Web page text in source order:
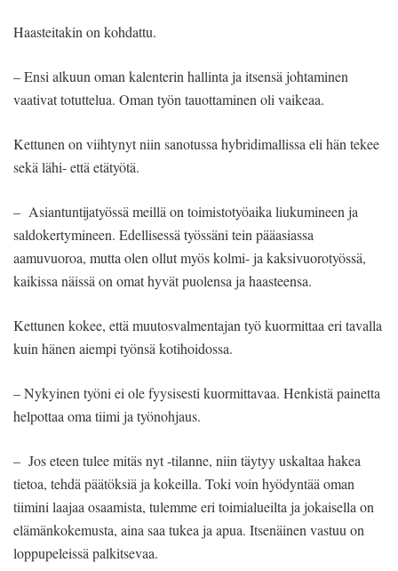
Haasteitakin on kohdattu.
– Ensi alkuun oman kalenterin hallinta ja itsensä johtaminen
vaativat totuttelua. Oman työn tauottaminen oli vaikeaa.
Kettunen on viihtynyt niin sanotussa hybridimallissa eli hän tekee
sekä lähi- että etätyötä.
– Asiantuntijatyössä meillä on toimistotyöaika liukumineen ja
saldokertymineen. Edellisessä työssäni tein pääasiassa
aamuvuoroa, mutta olen ollut myös kolmi- ja kaksivuorotyössä,
kaikissa näissä on omat hyvät puolensa ja haasteensa.
Kettunen kokee, että muutosvalmentajan työ kuormittaa eri tavalla
kuin hänen aiempi työnsä kotihoidossa.
– Nykyinen työni ei ole fyysisesti kuormittavaa. Henkistä painetta
helpottaa oma tiimi ja työnohjaus.
– Jos eteen tulee mitäs nyt -tilanne, niin täytyy uskaltaa hakea
tietoa, tehdä päätöksiä ja kokeilla. Toki voin hyödyntää oman
tiimini laajaa osaamista, tulemme eri toimialueilta ja jokaisella on
elämänkokemusta, aina saa tukea ja apua. Itsenäinen vastuu on
loppupeleissä palkitsevaa.